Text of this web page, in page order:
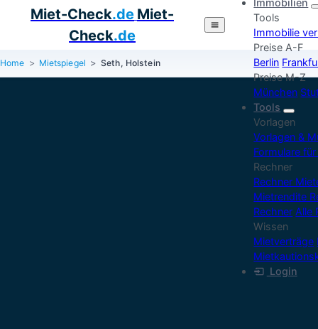
Miet-Check.de Miet-
Check.de
Immobilien
Tools
Immobilie
Preise A-F
Berlin
Preise M-Z
München
Tools
Vorlagen
Vorlagen &
Formulare
Rechner
Rechner
Mietrendite
Rechner Alle
Wissen
Mietverträge
Login
Home Mietspiegel Seth, Holstein